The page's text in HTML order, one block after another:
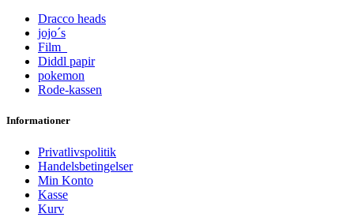
Dracco heads
jojo´s
Film
Diddl papir
pokemon
Rode-kassen
Informationer
Privatlivspolitik
Handelsbetingelser
Min Konto
Kasse
Kurv